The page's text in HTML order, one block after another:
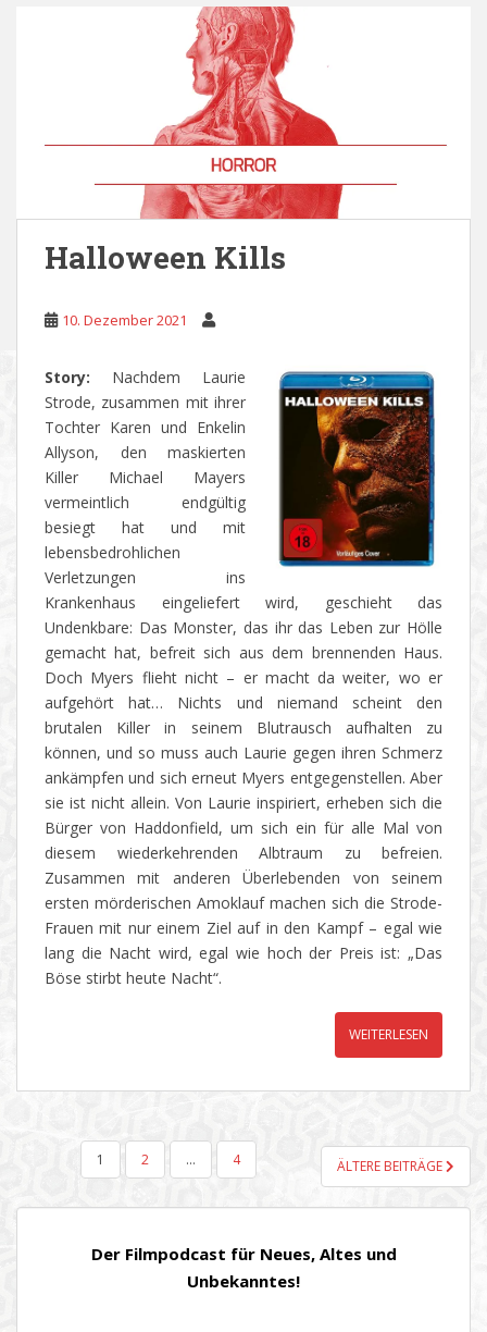
Halloween Kills
10. Dezember 2021
Story: Nachdem Laurie
Strode, zusammen mit ihrer
Tochter Karen und Enkelin
Allyson, den maskierten
Killer Michael Mayers
vermeintlich endgültig
besiegt hat und mit
lebensbedrohlichen
Verletzungen ins
Krankenhaus eingeliefert wird, geschieht das
Undenkbare: Das Monster, das ihr das Leben zur Hölle
gemacht hat, befreit sich aus dem brennenden Haus.
Doch Myers flieht nicht – er macht da weiter, wo er
aufgehört hat… Nichts und niemand scheint den
brutalen Killer in seinem Blutrausch aufhalten zu
können, und so muss auch Laurie gegen ihren Schmerz
ankämpfen und sich erneut Myers entgegenstellen. Aber
sie ist nicht allein. Von Laurie inspiriert, erheben sich die
Bürger von Haddonfield, um sich ein für alle Mal von
diesem wiederkehrenden Albtraum zu befreien.
Zusammen mit anderen Überlebenden von seinem
ersten mörderischen Amoklauf machen sich die Strode-
Frauen mit nur einem Ziel auf in den Kampf – egal wie
lang die Nacht wird, egal wie hoch der Preis ist: „Das
Böse stirbt heute Nacht“.
WEITERLESEN
SEITENNUMMERIERUNG
BEITRÄGE
1 2 … 4 ÄLTERE BEITRÄGE
Der Filmpodcast für Neues, Altes und
Unbekanntes!